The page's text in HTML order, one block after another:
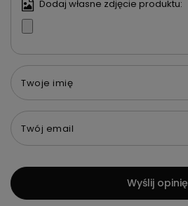
Dodaj własne zdjęcie produktu:
Twoje imię
Twój email
Wyślij opinię